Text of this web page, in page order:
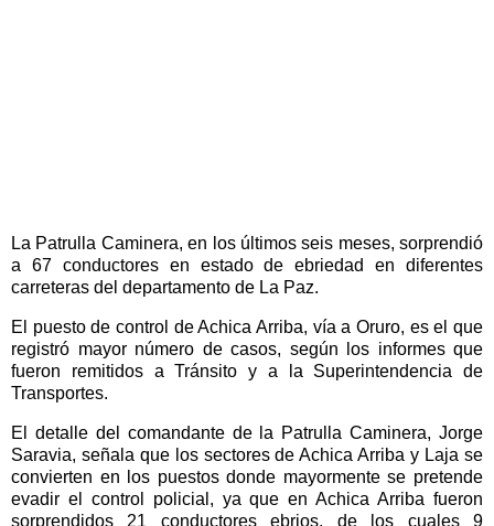
La Patrulla Caminera, en los últimos seis meses, sorprendió
a 67 conductores en estado de ebriedad en diferentes
carreteras del departamento de La Paz.
El puesto de control de Achica Arriba, vía a Oruro, es el que
registró mayor número de casos, según los informes que
fueron remitidos a Tránsito y a la Superintendencia de
Transportes.
El detalle del comandante de la Patrulla Caminera, Jorge
Saravia, señala que los sectores de Achica Arriba y Laja se
convierten en los puestos donde mayormente se pretende
evadir el control policial, ya que en Achica Arriba fueron
sorprendidos 21 conductores ebrios, de los cuales 9